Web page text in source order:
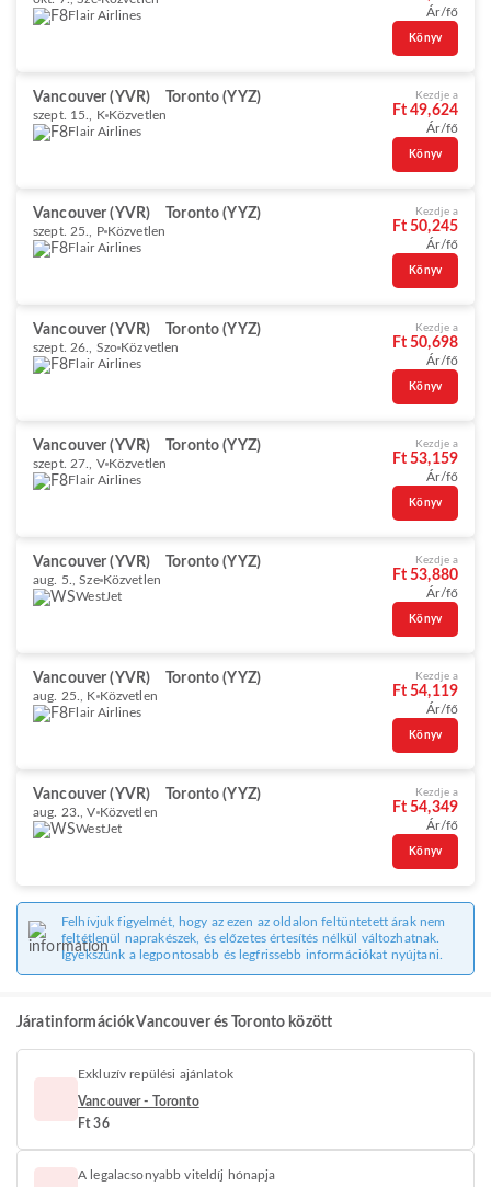
Flair Airlines
Ár/fő
Könyv
Vancouver (YVR) Toronto (YYZ)
szept. 15., K Közvetlen
Flair Airlines
Kezdje a
Ft 49,624
Ár/fő
Könyv
Vancouver (YVR) Toronto (YYZ)
szept. 25., P Közvetlen
Flair Airlines
Kezdje a
Ft 50,245
Ár/fő
Könyv
Vancouver (YVR) Toronto (YYZ)
szept. 26., Szo Közvetlen
Flair Airlines
Kezdje a
Ft 50,698
Ár/fő
Könyv
Vancouver (YVR) Toronto (YYZ)
szept. 27., V Közvetlen
Flair Airlines
Kezdje a
Ft 53,159
Ár/fő
Könyv
Vancouver (YVR) Toronto (YYZ)
aug. 5., Sze Közvetlen
WestJet
Kezdje a
Ft 53,880
Ár/fő
Könyv
Vancouver (YVR) Toronto (YYZ)
aug. 25., K Közvetlen
Flair Airlines
Kezdje a
Ft 54,119
Ár/fő
Könyv
Vancouver (YVR) Toronto (YYZ)
aug. 23., V Közvetlen
WestJet
Kezdje a
Ft 54,349
Ár/fő
Könyv
Felhívjuk figyelmét, hogy az ezen az oldalon feltüntetett árak nem
feltétlenül naprakészek, és előzetes értesítés nélkül változhatnak.
Igyekszünk a legpontosabb és legfrissebb információkat nyújtani.
Járatinformációk Vancouver és Toronto között
Exkluzív repülési ajánlatok
Vancouver - Toronto
Ft 36
A legalacsonyabb viteldíj hónapja